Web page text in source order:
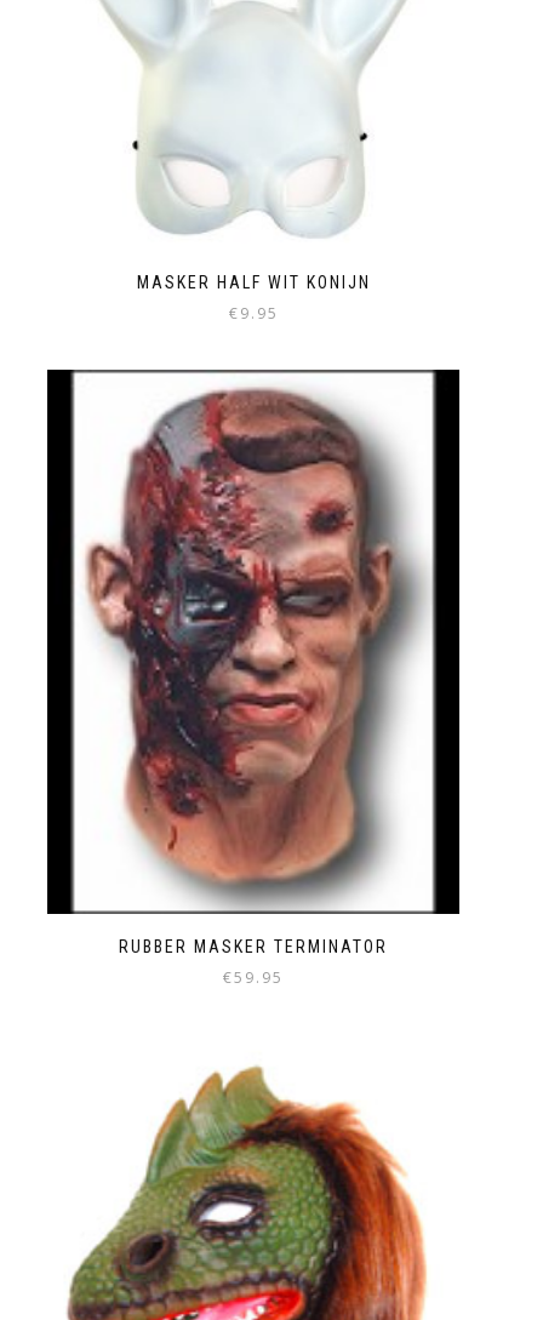
MASKER HALF WIT KONIJN
€9.95
RUBBER MASKER TERMINATOR
€59.95